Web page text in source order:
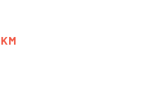
KM